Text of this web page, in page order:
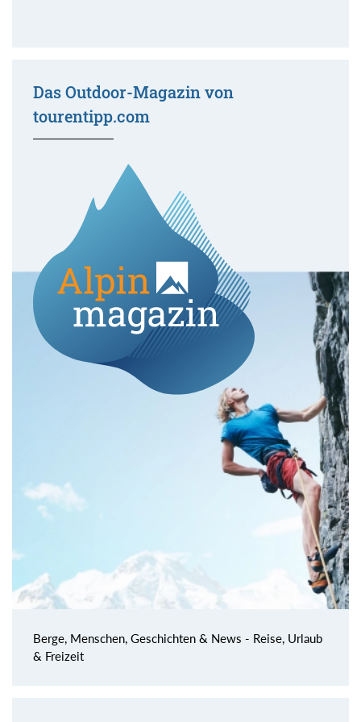
Das Outdoor-Magazin von
tourentipp.com
Berge, Menschen, Geschichten & News - Reise, Urlaub
& Freizeit